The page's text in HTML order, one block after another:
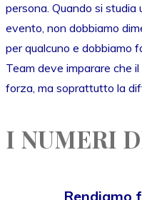
persona. Quando si studia
evento, non dobbiamo
per qualcuno e dobbiamo
Team deve imparare che
forza, ma soprattutto la
I NUMERI
Rendiamo